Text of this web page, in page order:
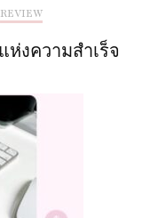
REVIEW
ห่งความสำเร็จ